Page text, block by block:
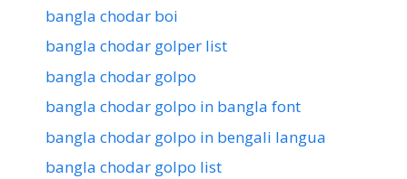
bangla chodar boi
bangla chodar golper list
bangla chodar golpo
bangla chodar golpo in bangla font
bangla chodar golpo in bengali langua
bangla chodar golpo list